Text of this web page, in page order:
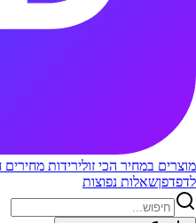
מוצרים במחיר הכי זולירידות
לדפדפןשאלות נפוצות